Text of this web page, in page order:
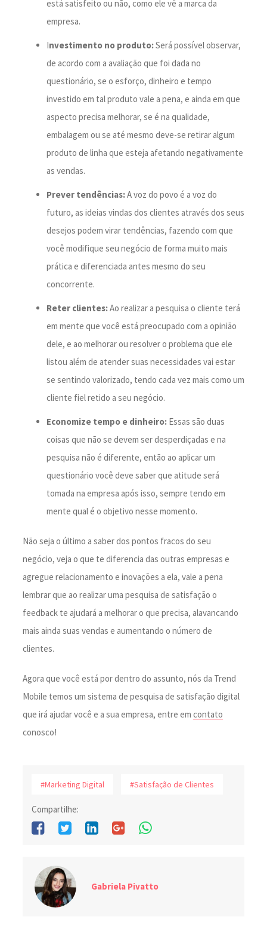
está satisfeito ou não, como ele vê a marca da
empresa.
Investimento no produto:Será possível observar,
de acordo com a avaliação que foi dada no
questionário, se o esforço, dinheiro e tempo
investido em tal produto vale a pena, e ainda em que
aspecto precisa melhorar, se é na qualidade,
embalagem ou se até mesmo deve-se retirar algum
produto de linha que esteja afetando negativamente
as vendas.
Prever tendências:A voz do povo é a voz do
futuro, as ideias vindas dos clientes através dos seus
desejos podem virar tendências, fazendo com que
você modifique seu negócio de forma muito mais
prática e diferenciada antes mesmo do seu
concorrente.
Reter clientes:Ao realizar a pesquisa o cliente terá
em mente que você está preocupado com a opinião
dele, e ao melhorar ou resolver o problema que ele
listou além de atender suas necessidades vai estar
se sentindo valorizado, tendo cada vez mais como um
cliente fiel retido a seu negócio.
Economize tempo e dinheiro:Essas são duas
coisas que não se devem ser desperdiçadas e na
pesquisa não é diferente, então ao aplicar um
questionário você deve saber que atitude será
tomada na empresa após isso, sempre tendo em
mente qual é o objetivo nesse momento.
Não seja o último a saber dos pontos fracos do seu
negócio, veja o que te diferencia das outras empresas e
agregue relacionamento e inovações a ela, vale a pena
lembrar que ao realizar uma pesquisa de satisfação o
feedback te ajudará a melhorar o que precisa, alavancando
mais ainda suas vendas e aumentando o número de
clientes.
Agora que você está por dentro do assunto, nós da Trend
Mobile temos um sistema de pesquisa de satisfação digital
que irá ajudar você e a sua empresa, entre em contato
conosco!
#Marketing Digital #Satisfação de Clientes
Compartilhe:
Gabriela Pivatto